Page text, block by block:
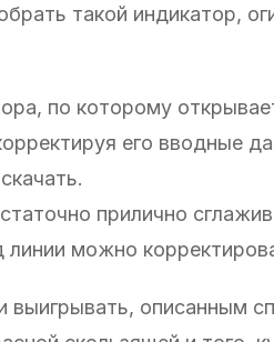
такой индикатор,
по которому
его вводные
прилично
можно
выигрывать, описанным